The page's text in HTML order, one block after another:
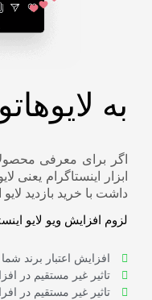
به
اگر برای معرفی
ابزار اینستاگرام یعنی
داشت با خرید بازدید
لزوم افزایش ویو لایو
افزایش اعتبار برند
تاثیر غیر مستقیم در
تاثیر غیر مستقیم در